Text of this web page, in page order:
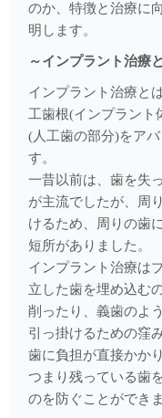
お子さんの仕上げみが
2025.08.07
2025.07.07
歯の根の治療
2025.06.02
がんと民間療法
2025.05.26
アライナー矯正
2025.05.12
歯の根の治療
2025.05.02
注目の口腔機能トレー
法！？
のか、特徴と治療に
明します。
～インプラント治療
インプラント治療と
工歯根(インプラント
(人工歯の部分)をア
す。
一昔以前は、歯を失
が主流でしたが、周
けるため、周りの歯
短所がありました。
インプラント治療は
立した歯を埋め込む
削ったり、義歯のよ
引っ掛けるための窪
歯に負担が直接かか
つまり残っている歯
のを防ぐことができま